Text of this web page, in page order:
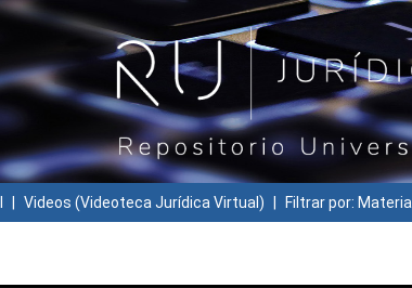
Videos (Videoteca Jurídica Virtual) Filtrar por: Materia